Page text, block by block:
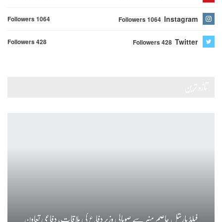
Instagram
Followers 1064
Followers 1064
Twitter
Followers 428
Followers 428
فیلڈ مارشل عاصم منیر سے صومالی وزیر دفاع کی ملاقات، دفاعی تعاون